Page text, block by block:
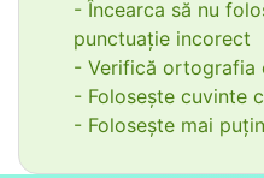
- Încearca să nu
punctuație incorect
- Verifică ortografia
- Folosește cuvinte
- Folosește mai